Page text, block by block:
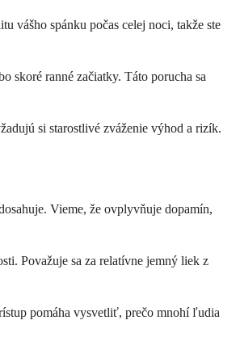
vášho spánku počas celej noci, takže ste
skoré ranné začiatky. Táto porucha sa
si starostlivé zváženie výhod a rizík.
Vieme, že ovplyvňuje dopamín,
Považuje sa za relatívne jemný liek z
pomáha vysvetliť, prečo mnohí ľudia